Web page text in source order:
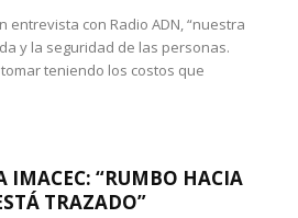
entrevista con Radio ADN, “nuestra
y la seguridad de las personas.
teniendo los costos que
IMACEC: “RUMBO HACIA
TRAZADO”